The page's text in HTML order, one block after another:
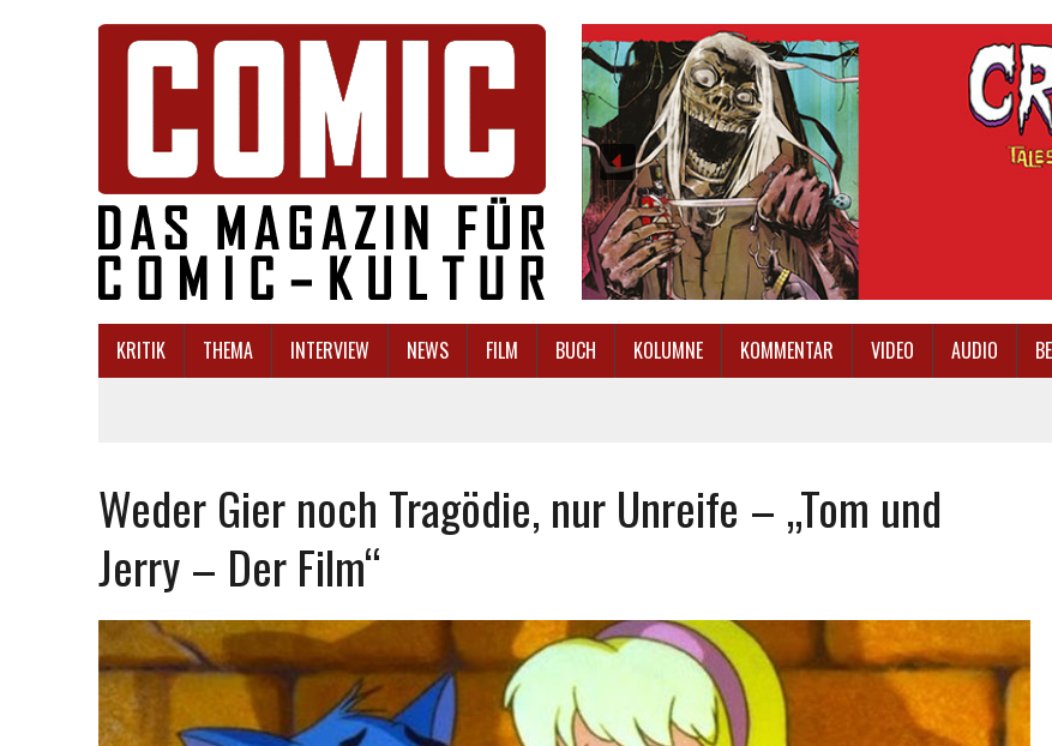
KRITIK THEMA INTERVIEW NEWS FILM BUCH KOLUMNE KOMMENTAR VIDEO AUDIO
Weder Gier noch Tragödie, nur Unreife – „Tom und
Jerry – Der Film“